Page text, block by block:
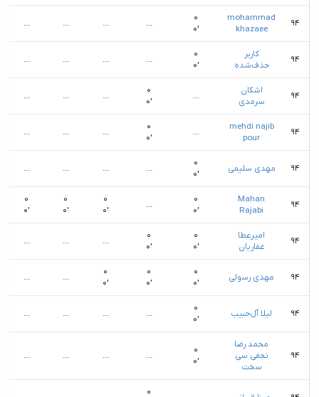
۹۴
mohammad
khazaee
۰
۰′
...
...
...
...
۹۴
کاربر
حذف‌شده
۰
۰′
...
...
...
...
۹۴
اشکان
سرمدی
...
۰
۰′
...
...
...
۹۴
mehdi najib
pour
...
۰
۰′
...
...
...
۹۴ مهدی سلیمی
۰
۰′
...
...
...
...
۹۴
Mahan
Rajabi
۰
۰′
...
۰
۰′
۰
۰′
۰
۰′
۹۴
امیرعطا
غفاریان
۰
۰′
۰
۰′
...
...
...
۹۴ مهدی رسولی
۰
۰′
۰
۰′
۰
۰′
...
...
۹۴ لیلا آل‌حبیب
۰
۰′
...
...
...
...
۹۴
محمد رضا
نجفی سی
سخت
۰
۰′
...
...
...
...
۰